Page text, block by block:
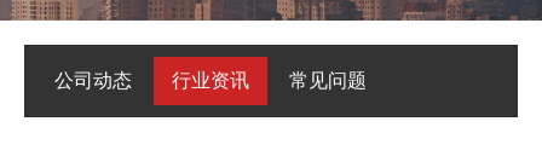
公司动态 行业资讯 常见问题